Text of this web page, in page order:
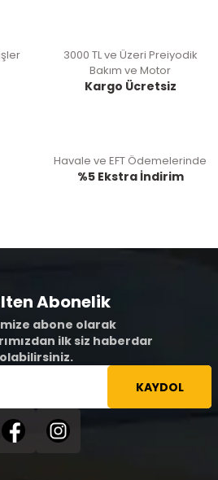
3000 TL ve Üzeri Preiyodik
Bakım ve Motor
Kargo Ücretsiz
Havale ve EFT Ödemelerinde
%5 Ekstra İndirim
Abonelik
abone olarak
ilk siz haberdar
olabilirsiniz.
KAYDOL